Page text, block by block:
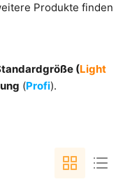
Produkte finden
(Light
(Profi).